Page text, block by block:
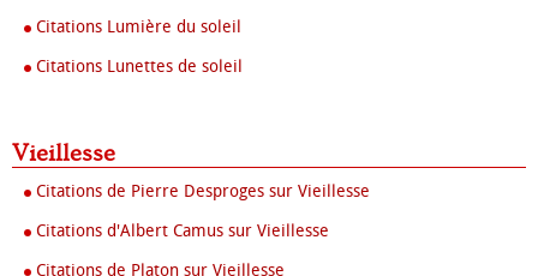
Citations Lumière du soleil
Citations Lunettes de soleil
Vieillesse
Citations de Pierre Desproges sur Vieillesse
Citations d'Albert Camus sur Vieillesse
Citations de Platon sur Vieillesse